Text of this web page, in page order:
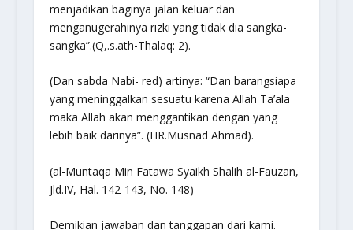
menjadikan baginya jalan keluar dan
menganugerahinya rizki yang tidak dia sangka-
sangka”.(Q,.s.ath-Thalaq: 2).
(Dan sabda Nabi- red) artinya: “Dan barangsiapa
yang meninggalkan sesuatu karena Allah Ta’ala
maka Allah akan menggantikan dengan yang
lebih baik darinya”. (HR.Musnad Ahmad).
(al-Muntaqa Min Fatawa Syaikh Shalih al-Fauzan,
Jld.IV, Hal. 142-143, No. 148)
Demikian jawaban dan tanggapan dari kami.